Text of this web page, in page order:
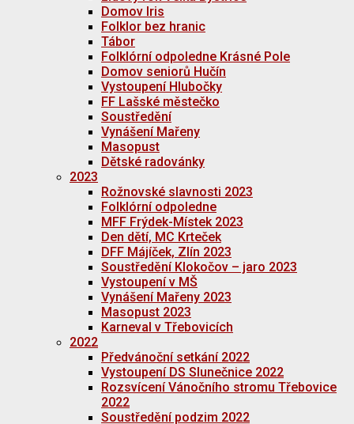
Domov Iris
Folklor bez hranic
Tábor
Folklórní odpoledne Krásné Pole
Domov seniorů Hučín
Vystoupení Hlubočky
FF Lašské městečko
Soustředění
Vynášení Mařeny
Masopust
Dětské radovánky
2023
Rožnovské slavnosti 2023
Folklórní odpoledne
MFF Frýdek-Místek 2023
Den dětí, MC Krteček
DFF Májíček, Zlín 2023
Soustředění Klokočov – jaro 2023
Vystoupení v MŠ
Vynášení Mařeny 2023
Masopust 2023
Karneval v Třebovicích
2022
Předvánoční setkání 2022
Vystoupení DS Slunečnice 2022
Rozsvícení Vánočního stromu Třebovice
2022
Soustředění podzim 2022